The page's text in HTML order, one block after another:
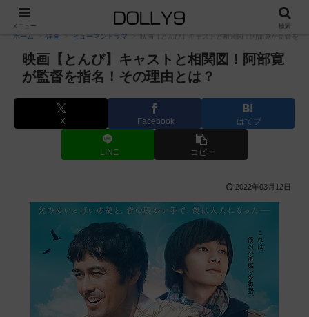
PR
ホーム 洋画 ヒューマンドラマ 映画【とんび】キャストと相関図！阿部寛が監督を指
映画【とんび】キャストと相関図！阿部寛
が監督を指名！その理由とは？
X Facebook はてブ
LINE コピー
2022年03月12日
メニュー 検索